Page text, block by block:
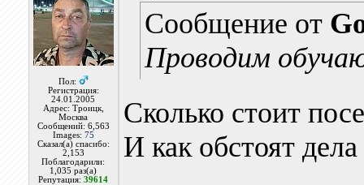
Пол:
Регистрация:
24.01.2005
Адрес: Троицк,
Москва
Сообщений: 6,563
Images: 75
Сказал(а) спасибо:
2,153
Поблагодарили:
1,035 раз(а)
Репутация:39614
Сообщение от
Проводим
Сколько стоит
И как обстоят